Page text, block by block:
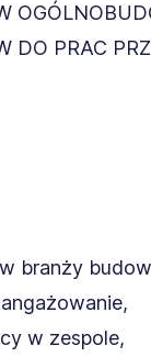
DO PRAC
branży
w zespole,